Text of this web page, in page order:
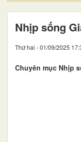
Nhịp sống
Thứ hai - 01/09/2025
Chuyên mục Nhịp